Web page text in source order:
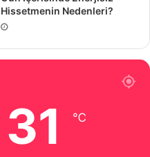
Hissetmenin Nedenleri?
31 ℃